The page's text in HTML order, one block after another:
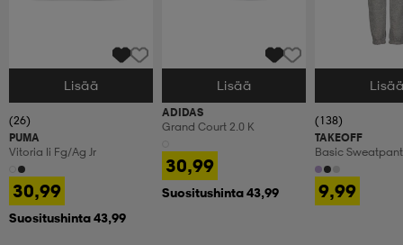
Valitse Koko
Lisää
(26)
PUMA
Vitoria Ii Fg/ag Jr
30,99
Suositushinta 43,99
Valitse Koko
Lisää
ADIDAS
Grand Court 2.0 K
30,99
Suositushinta 43,99
Valitse Koko
(138)
TAKEOFF
Basic Sweatpant
9,99